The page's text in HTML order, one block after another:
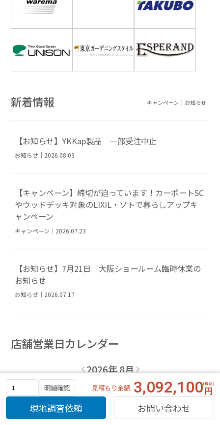
明細確認 見積もり金額 3,092,100
現地調査依頼 お問い合わせ
新着情報 キャンペーン お知らせ
【お知らせ】YKKap製品 一部受注中止
お知らせ｜2026.08.03
【キャンペーン】締切が迫っています！カーポートSC
やウッドデッキ対象のLIXIL・ソトで暮らしアップキ
ャンペーン
キャンペーン｜2026.07.23
【お知らせ】7月21日 大阪ショールーム臨時休業の
お知らせ
お知らせ｜2026.07.17
店舗営業日カレンダー
2026年 8月
月 水 木 金
土